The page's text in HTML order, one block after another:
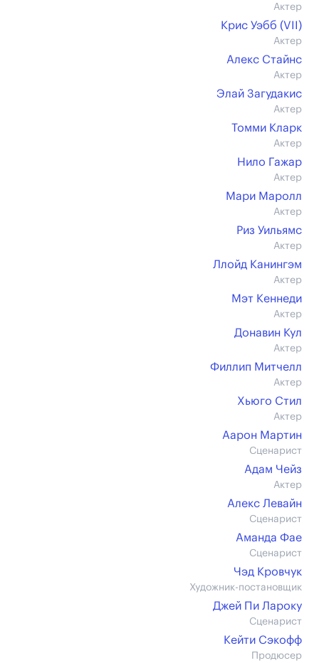
Актер
Крис Уэбб (VII)
Актер
Алекс Стайнс
Актер
Элай Загудакис
Актер
Томми Кларк
Актер
Нило Гажар
Актер
Мари Маролл
Актер
Риз Уильямс
Актер
Ллойд Канингэм
Актер
Мэт Кеннеди
Актер
Донавин Кул
Актер
Филлип Митчелл
Актер
Хьюго Стил
Актер
Аарон Мартин
Сценарист
Адам Чейз
Актер
Алекс Левайн
Сценарист
Аманда Фае
Сценарист
Чэд Кровчук
Художник-постановщик
Джей Пи Лароку
Сценарист
Кейти Сэкофф
Продюсер